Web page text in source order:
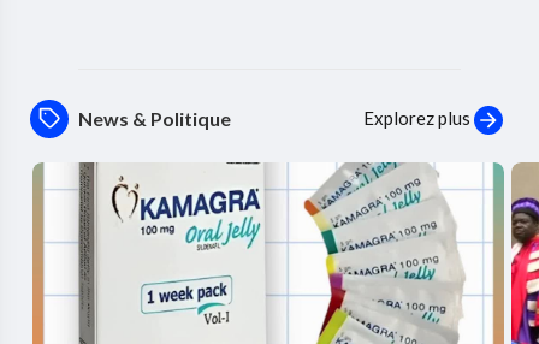
News & Politique Explorez plus